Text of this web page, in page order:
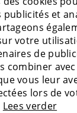
publicités et
votre
de
combiner
vous leur
lors de
Lees verder